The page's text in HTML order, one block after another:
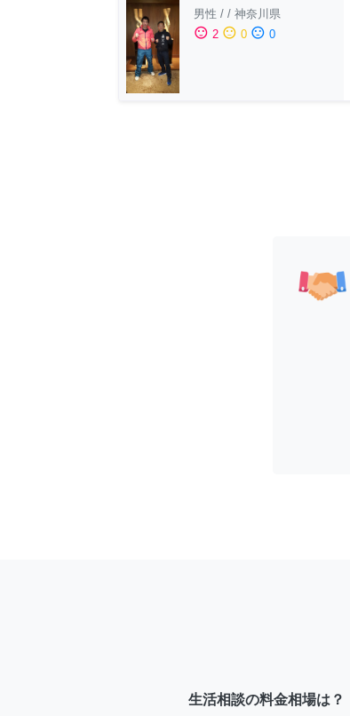
男性 / / 神奈川県
sentiment_satisfied 2 sentiment_neutral 0 sentiment_dissatisfied 0
生活相談の料金相場は？